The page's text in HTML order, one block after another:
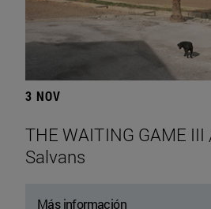
3 NOV
THE WAITING GAME
Salvans
Más información